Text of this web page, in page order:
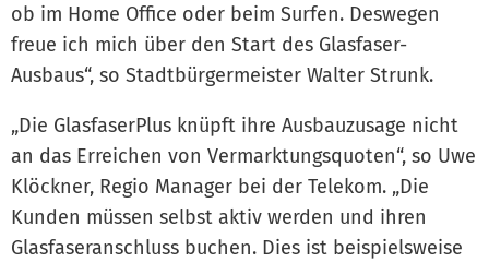
ob im Home Office oder beim Surfen. Deswegen
freue ich mich über den Start des Glasfaser-
Ausbaus“, so Stadtbürgermeister Walter Strunk.
„Die GlasfaserPlus knüpft ihre Ausbauzusage nicht
an das Erreichen von Vermarktungsquoten“, so Uwe
Klöckner, Regio Manager bei der Telekom. „Die
Kunden müssen selbst aktiv werden und ihren
Glasfaseranschluss buchen. Dies ist beispielsweise